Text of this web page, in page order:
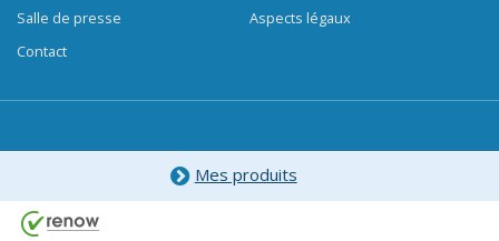
Salle de presse
Contact
Aspects légaux
Mes produits